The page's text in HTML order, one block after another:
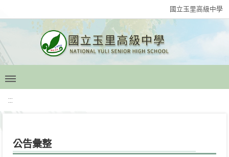
國立玉里高級中學
:::
公告彙整